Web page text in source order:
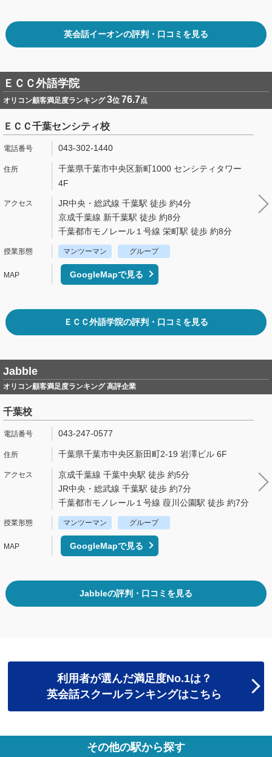
英会話イーオンの評判・口コミを見る
ＥＣＣ外語学院
オリコン顧客満足度ランキング3位 76.7点
ＥＣＣ千葉センシティ校
043-302-1440
千葉県千葉市中央区新町1000 センシティタワー
4F
JR中央・総武線 千葉駅 徒歩 約4分
京成千葉線 新千葉駅 徒歩 約8分
千葉都市モノレール１号線 栄町駅 徒歩 約8分
マンツーマン グループ
GoogleMapで見る
ＥＣＣ外語学院の評判・口コミを見る
Jabble
オリコン顧客満足度ランキング 高評企業
千葉校
043-247-0577
千葉県千葉市中央区新田町2-19 岩澤ビル 6F
京成千葉線 千葉中央駅 徒歩 約5分
JR中央・総武線 千葉駅 徒歩 約7分
千葉都市モノレール１号線 葭川公園駅 徒歩 約7分
マンツーマン グループ
GoogleMapで見る
Jabbleの評判・口コミを見る
利用者が選んだ満足度No.1は？
英会話スクールランキングはこちら
その他の駅から探す